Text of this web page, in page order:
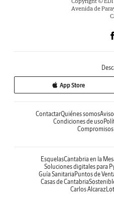
Avenida de
App Store
ContactarQuiénes somos
Condiciones de uso
EsquelasCantabria en la
Soluciones digitales para
Guía Sanitaria Puntos de
Casas de Cantabria
Carlos Alcaraz